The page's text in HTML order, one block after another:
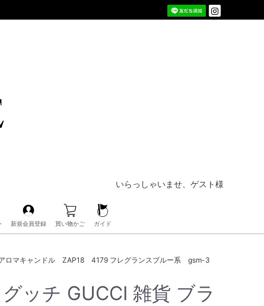
いらっしゃいませ、ゲスト様
新規会員登録 買い物かご ガイド
アロマキャンドル ZAP18 4179 フレグランスブルー系 gsm-3
グッチ GUCCI 雑貨 ブラ